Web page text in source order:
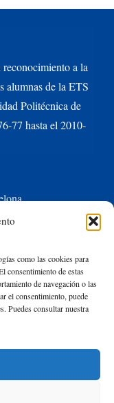
como las cookies para
consentimiento de estas
de navegación o las
el consentimiento, puede
Puedes consultar nuestra
a la
alumnas de la ETS
Politécnica de
77 hasta el 2010-
derechos reservados